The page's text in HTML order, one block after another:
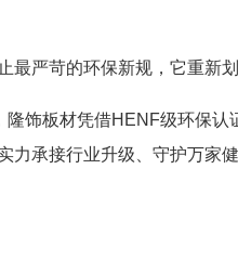
最严苛的环保新规，它重新
隆饰板材凭借HENF级环保
力承接行业升级、守护万家健